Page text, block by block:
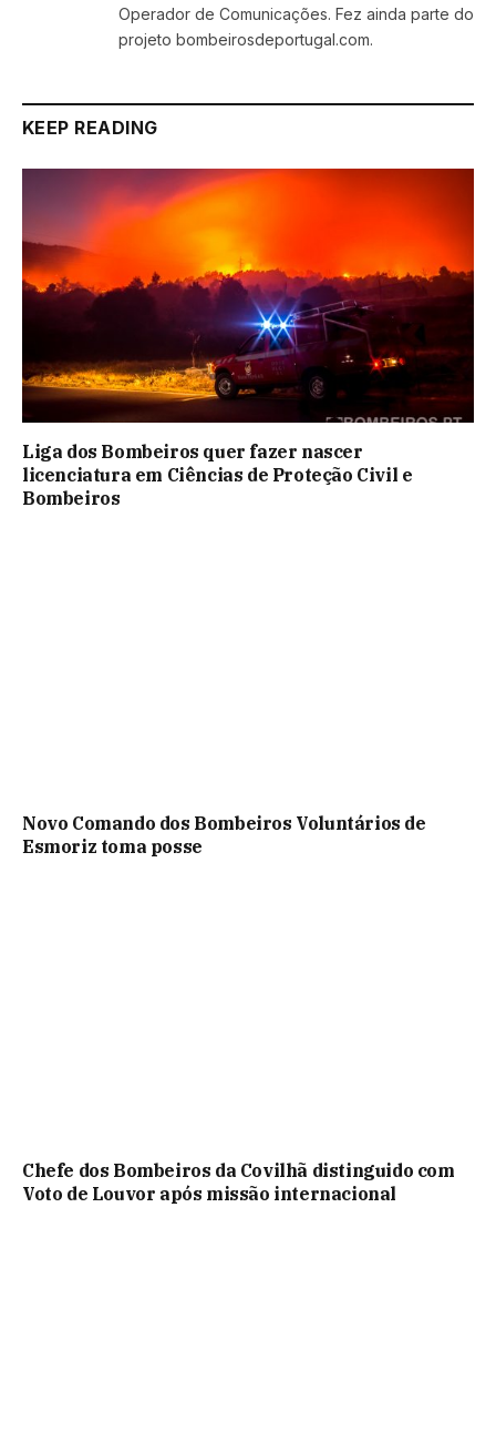
Operador de Comunicações. Fez ainda parte do
projeto bombeirosdeportugal.com.
KEEP READING
Liga dos Bombeiros quer fazer nascer
licenciatura em Ciências de Proteção Civil e
Bombeiros
Novo Comando dos Bombeiros Voluntários de
Esmoriz toma posse
Chefe dos Bombeiros da Covilhã distinguido com
Voto de Louvor após missão internacional